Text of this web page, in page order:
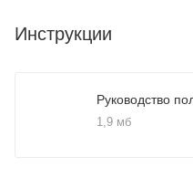
Инструкции
Руководство
1,9 мб